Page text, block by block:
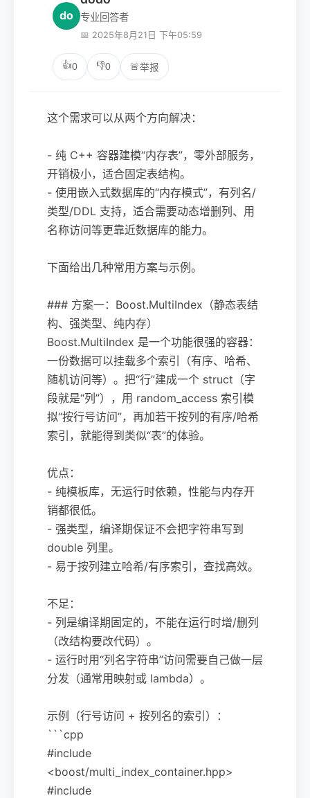
do 专业回答者
📅 2025年8月21日 下午05:59
👍0 👎0 🚨举报
这个需求可以从两个方向解决：
- 纯 C++ 容器建模“内存表”，零外部服务，
开销极小，适合固定表结构。
- 使用嵌入式数据库的“内存模式”，有列名/
类型/DDL 支持，适合需要动态增删列、用
名称访问等更靠近数据库的能力。
下面给出几种常用方案与示例。
### 方案一：Boost.MultiIndex（静态表结
构、强类型、纯内存）
Boost.MultiIndex 是一个功能很强的容器：
一份数据可以挂载多个索引（有序、哈希、
随机访问等）。把“行”建成一个 struct（字
段就是“列”），用 random_access 索引模
拟“按行号访问”，再加若干按列的有序/哈希
索引，就能得到类似“表”的体验。
优点：
- 纯模板库，无运行时依赖，性能与内存开
销都很低。
- 强类型，编译期保证不会把字符串写到
double 列里。
- 易于按列建立哈希/有序索引，查找高效。
不足：
- 列是编译期固定的，不能在运行时增/删列
（改结构要改代码）。
- 运行时用“列名字符串”访问需要自己做一层
分发（通常用映射或 lambda）。
示例（行号访问 + 按列名的索引）：
```cpp
#include
<boost/multi_index_container.hpp>
#include